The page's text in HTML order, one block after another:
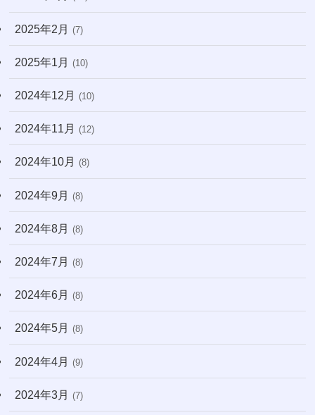
2025年2月 (7)
2025年1月 (10)
2024年12月 (10)
2024年11月 (12)
2024年10月 (8)
2024年9月 (8)
2024年8月 (8)
2024年7月 (8)
2024年6月 (8)
2024年5月 (8)
2024年4月 (9)
2024年3月 (7)